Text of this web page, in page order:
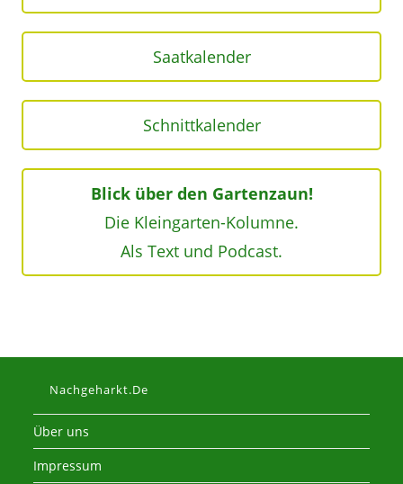
Saatkalender
Schnittkalender
Blick über den Gartenzaun!
Die Kleingarten-Kolumne.
Als Text und Podcast.
Nachgeharkt.de
Über uns
Impressum